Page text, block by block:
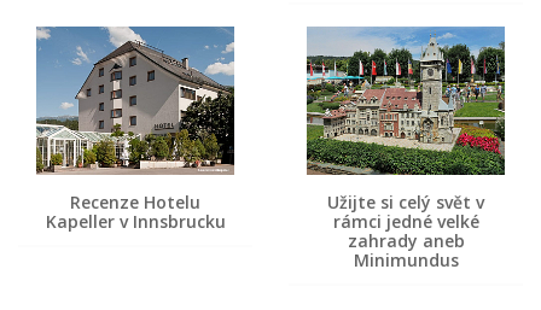
Recenze Hotelu
Kapeller v Innsbrucku
Užijte si celý svět v
rámci jedné velké
zahrady aneb
Minimundus